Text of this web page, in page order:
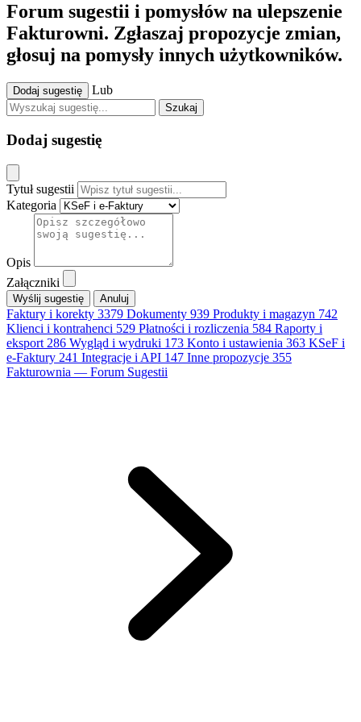
Forum sugestii i pomysłów na ulepszenie
Fakturowni. Zgłaszaj propozycje zmian,
głosuj na pomysły innych użytkowników.
Dodaj sugestię Lub
Szukaj
Dodaj sugestię
Tytuł sugestii
Kategoria
Opis
Załączniki
Anuluj
Faktury i korekty 3379 Dokumenty 939 Produkty i magazyn 742
Klienci i kontrahenci 529 Płatności i rozliczenia 584 Raporty i
eksport 286 Wygląd i wydruki 173 Konto i ustawienia 363 KSeF i
e-Faktury 241 Integracje i API 147 Inne propozycje 355
Fakturownia — Forum Sugestii